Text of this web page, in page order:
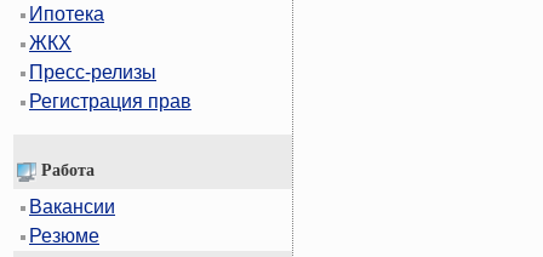
Ипотека
ЖКХ
Пресс-релизы
Регистрация прав
Работа
Вакансии
Резюме